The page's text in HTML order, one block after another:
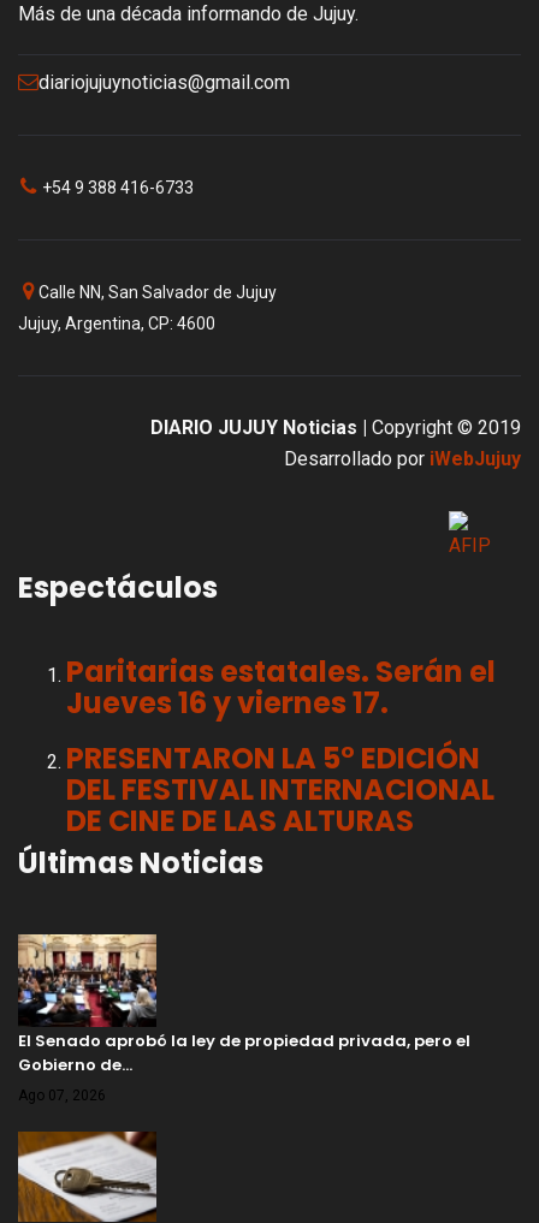
Más de una década informando de Jujuy.
diariojujuynoticias@gmail.com
+54 9 388 416-6733
Calle NN, San Salvador de Jujuy
Jujuy, Argentina, CP: 4600
DIARIO JUJUY Noticias | Copyright © 2019
Desarrollado por iWebJujuy
Espectáculos
Paritarias estatales. Serán el
Jueves 16 y viernes 17.
PRESENTARON LA 5° EDICIÓN
DEL FESTIVAL INTERNACIONAL
DE CINE DE LAS ALTURAS
Últimas Noticias
El Senado aprobó la ley de propiedad privada, pero el
Gobierno de…
Ago 07, 2026